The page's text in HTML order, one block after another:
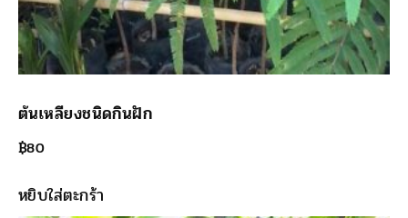
ต้นเหลียงชนิดกินฝัก
฿80
หยิบใส่ตะกร้า